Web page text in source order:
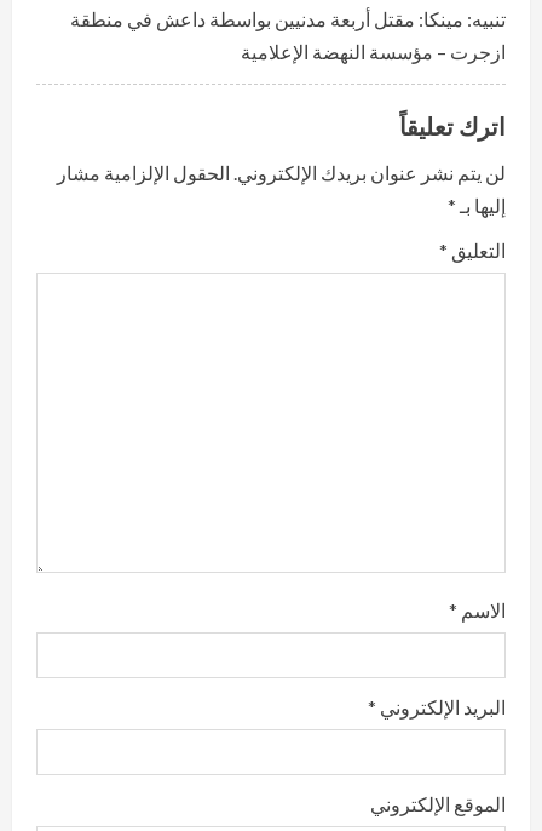
e
a
d
i
n
تنبيه: مينكا: مقتل أربعة مدنيين بواسطة داعش في منطقة
ازجرت – مؤسسة النهضة الإعلامية
اترك تعليقاً
لن يتم نشر عنوان بريدك الإلكتروني. الحقول الإلزامية مشار
إليها بـ *
التعليق *
الاسم *
البريد الإلكتروني *
الموقع الإلكتروني